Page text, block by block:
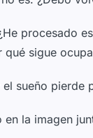
procesado
qué sigue
sueño pierde
en la imagen